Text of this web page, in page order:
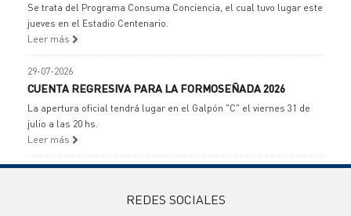
Se trata del Programa Consuma Conciencia, el cual tuvo lugar este
jueves en el Estadio Centenario.
Leer más
29-07-2026
CUENTA REGRESIVA PARA LA FORMOSEÑADA 2026
La apertura oficial tendrá lugar en el Galpón "C" el viernes 31 de
julio a las 20 hs.
Leer más
REDES SOCIALES